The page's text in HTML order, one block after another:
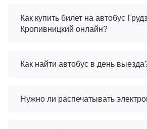
Как купить билет на автобус
Кропивницкий онлайн?
Как найти автобус в день
Нужно ли распечатывать